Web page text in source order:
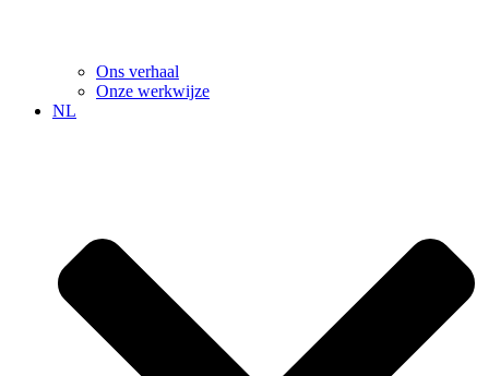
Ons verhaal
Onze werkwijze
NL